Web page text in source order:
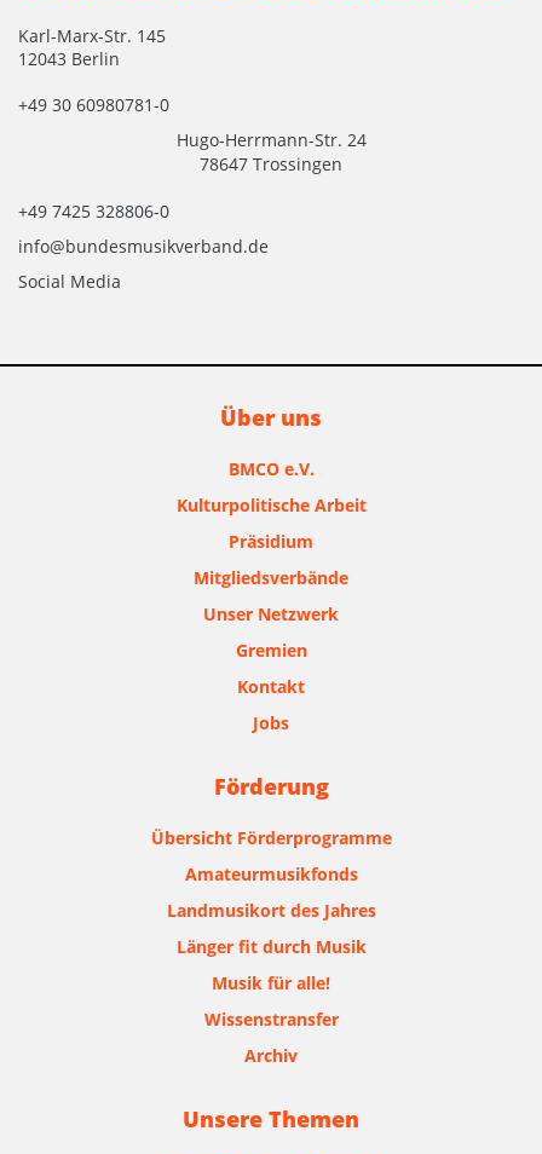
Karl-Marx-Str. 145
12043 Berlin
+49 30 60980781-0
Hugo-Herrmann-Str. 24
78647 Trossingen
+49 7425 328806-0
info@bundesmusikverband.de
Social Media
Über uns
BMCO e.V.
Kulturpolitische Arbeit
Präsidium
Mitgliedsverbände
Unser Netzwerk
Gremien
Kontakt
Jobs
Förderung
Übersicht Förderprogramme
Amateurmusikfonds
Landmusikort des Jahres
Länger fit durch Musik
Musik für alle!
Wissenstransfer
Archiv
Unsere Themen